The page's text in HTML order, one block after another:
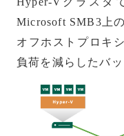
Microsoft SMB3上
オフホストプロキ
負荷を減らしたバ